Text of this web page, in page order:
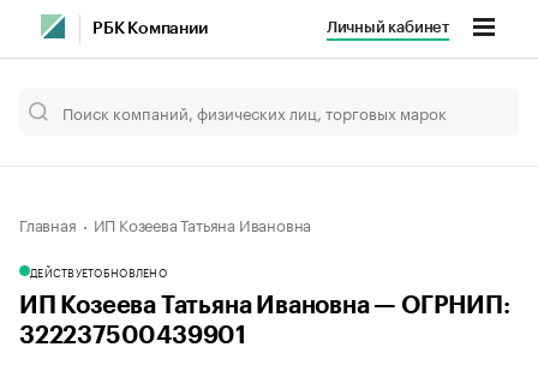
РБК Компании Личный кабинет
Главная ИП Козеева Татьяна Ивановна
ДЕЙСТВУЕТОБНОВЛЕНО
ИП Козеева Татьяна Ивановна — ОГРНИП:
322237500439901